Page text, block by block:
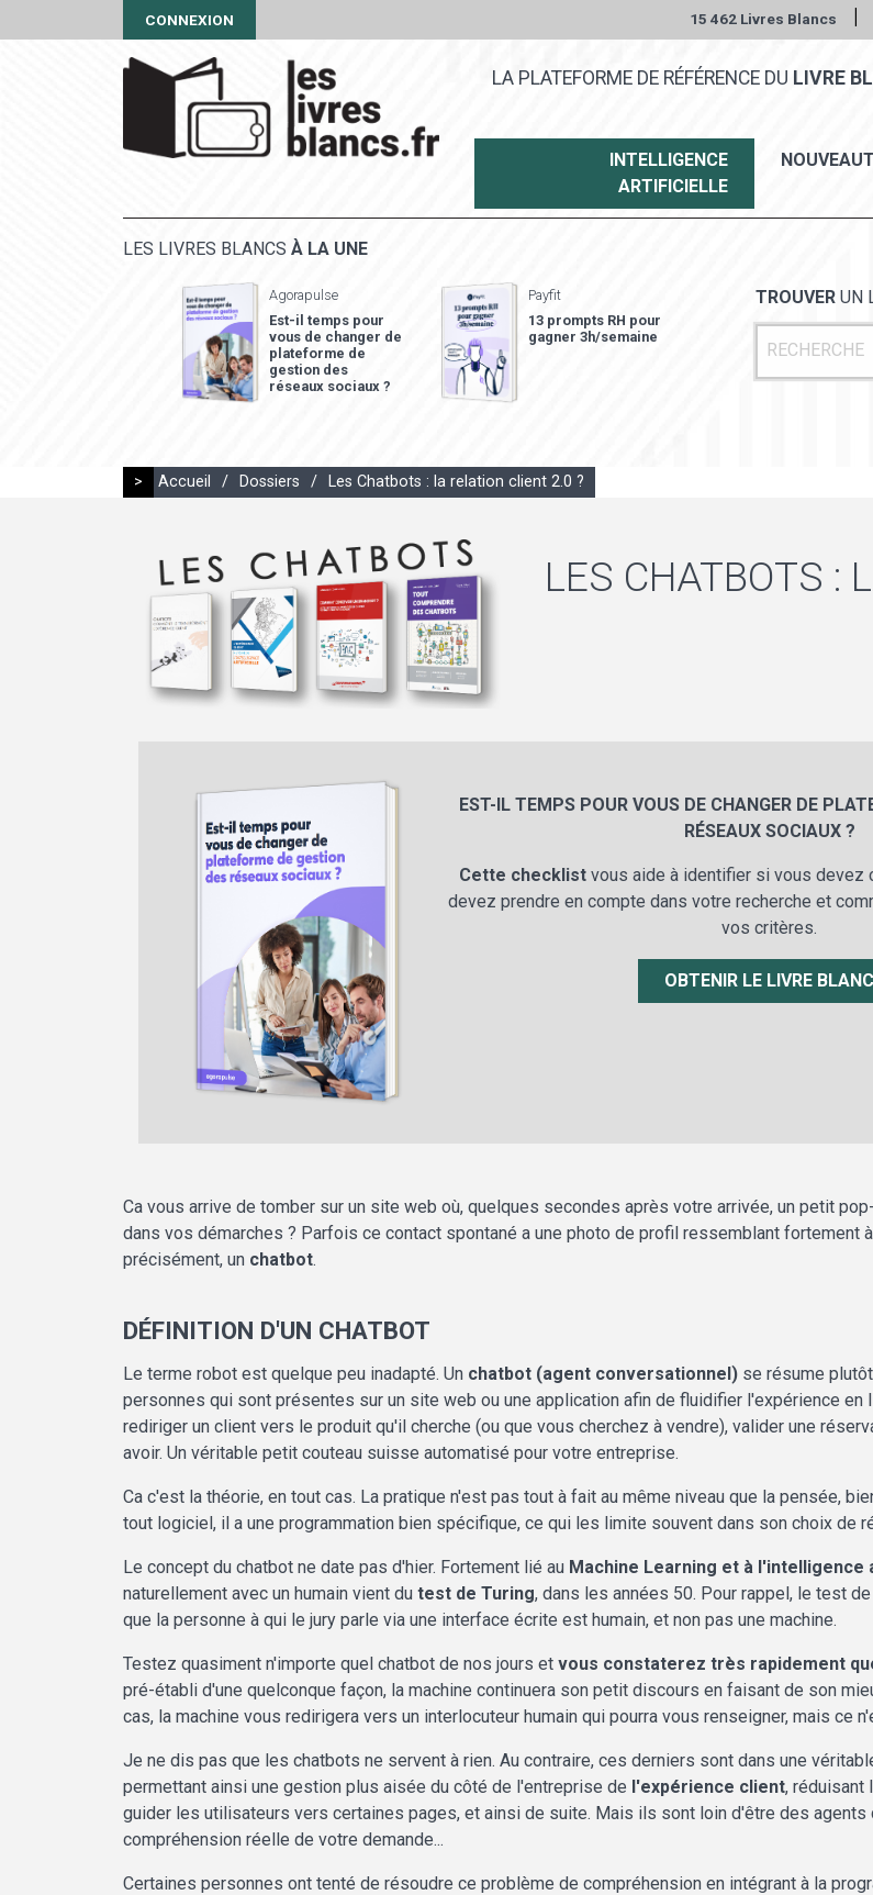
CONNEXION 15 462 Livres Blancs |
LA PLATEFORME DE RÉFÉRENCE DU LIVRE
INTELLIGENCE
ARTIFICIELLE
LES LIVRES BLANCS À LA UNE
Agorapulse
Est-il temps pour
vous de changer de
plateforme de
gestion des
réseaux sociaux ?
Payfit
13 prompts RH pour
gagner 3h/semaine
TROUVER UN
> Accueil / Dossiers / Les Chatbots : la relation client 2.0 ?
LES CHATBOTS :
EST-IL TEMPS POUR VOUS DE CHANGER DE
RÉSEAUX SOCIAUX ?
Cette checklist vous aide à identifier si vous devez
devez prendre en compte dans votre recherche et
vos critères.
OBTENIR LE LIVRE BLANC
Ca vous arrive de tomber sur un site web où, quelques secondes après votre arrivée, un petit
dans vos démarches ? Parfois ce contact spontané a une photo de profil ressemblant fortement
précisément, un chatbot.
DÉFINITION D'UN CHATBOT
Le terme robot est quelque peu inadapté. Un chatbot (agent conversationnel) se résume
personnes qui sont présentes sur un site web ou une application afin de fluidifier l'expérience
rediriger un client vers le produit qu'il cherche (ou que vous cherchez à vendre), valider une
avoir. Un véritable petit couteau suisse automatisé pour votre entreprise.
Ca c'est la théorie, en tout cas. La pratique n'est pas tout à fait au même niveau que la pensée,
tout logiciel, il a une programmation bien spécifique, ce qui les limite souvent dans son choix de
Le concept du chatbot ne date pas d'hier. Fortement lié au Machine Learning et à l'intelligence
naturellement avec un humain vient du test de Turing, dans les années 50. Pour rappel, le test
que la personne à qui le jury parle via une interface écrite est humain, et non pas une machine.
Testez quasiment n'importe quel chatbot de nos jours et vous constaterez très rapidement
pré-établi d'une quelconque façon, la machine continuera son petit discours en faisant de son
cas, la machine vous redirigera vers un interlocuteur humain qui pourra vous renseigner, mais ce
Je ne dis pas que les chatbots ne servent à rien. Au contraire, ces derniers sont dans une
permettant ainsi une gestion plus aisée du côté de l'entreprise de l'expérience client, réduisant
guider les utilisateurs vers certaines pages, et ainsi de suite. Mais ils sont loin d'être des
compréhension réelle de votre demande...
Certaines personnes ont tenté de résoudre ce problème de compréhension en intégrant à la